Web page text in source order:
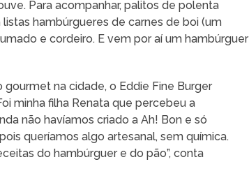
Para acompanhar, palitos de polenta
hambúrgueres de carnes de boi (um
e cordeiro. E vem por aí um hambúrguer
na cidade, o Eddie Fine Burger
minha filha Renata que percebeu a
não havíamos criado a Ah! Bon e só
queríamos algo artesanal, sem química.
do hambúrguer e do pão”, conta